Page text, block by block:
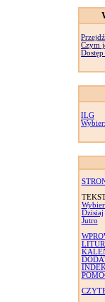
Czym
ILG
Dzisiaj
Jutro